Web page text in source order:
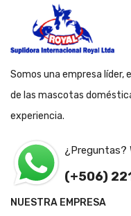
Somos una empresa líder,
de las mascotas
experiencia.
¿Preguntas?
(+506)
NUESTRA EMPRESA